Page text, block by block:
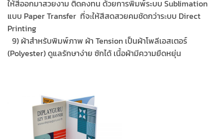
ให้สีออกมาสวยงาม ติดคงทน ด้วยการพิมพ์ระบบ Sublimation
แบบ Paper Transfer ที่จะให้สีสดสวยคมชัดกว่าระบบ Direct
Printing
9) ผ้าสำหรับพิมพ์ภาพ ผ้า Tension เป็นผ้าโพลีเอสเตอร์
(Polyester) ดูแลรักษาง่าย ซักได้ เนื้อผ้ามีความยืดหยุ่น